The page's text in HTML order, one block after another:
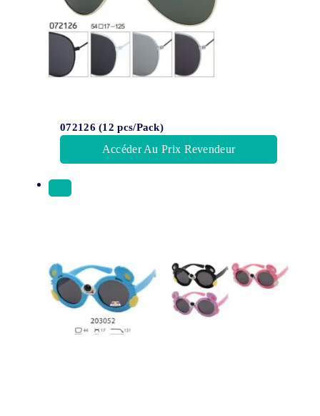
072126 (12 pcs/Pack)
Accéder Au Prix Revendeur